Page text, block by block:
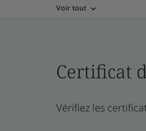
Voir tout
Certificat
Vérifiez les